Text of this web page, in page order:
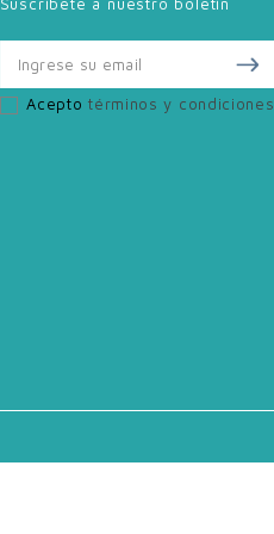
Aceptotérminos y condiciones